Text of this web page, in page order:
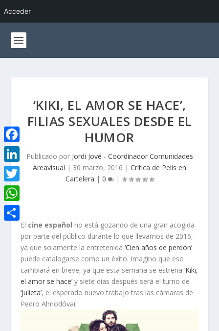
Acceder
‘KIKI, EL AMOR SE HACE’,
FILIAS SEXUALES DESDE EL
HUMOR
Publicado por Jordi Jové - Coordinador Comunidades
Areavisual | 30 marzo, 2016 | Crítica de Pelis en
Cartelera | 0 |
El cine español no está gozando de una gran acogida
por parte del público durante lo que llevamos de 2016,
ya que solamente la entretenida‘Cien años de perdón’
puede catalogarse como un éxito. Imagino que eso
cambiará en breve, ya que esta semana se estrena‘Kiki,
el amor se hace’ y siete días después será el turno de
‘Julieta’, el esperado nuevo trabajo tras las cámaras de
Pedro Almodóvar.
F
a
c
e
b
L
i
n
k
T
w
i
W